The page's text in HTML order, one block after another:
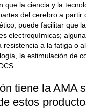
que la ciencia y la
del cerebro a partir
puede facilitar que
electroquímicas;
resistencia a la fatiga o
la estimulación de
tiene la AMA
estos